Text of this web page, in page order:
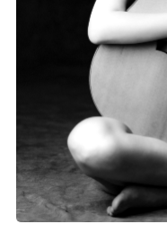
Official SNS